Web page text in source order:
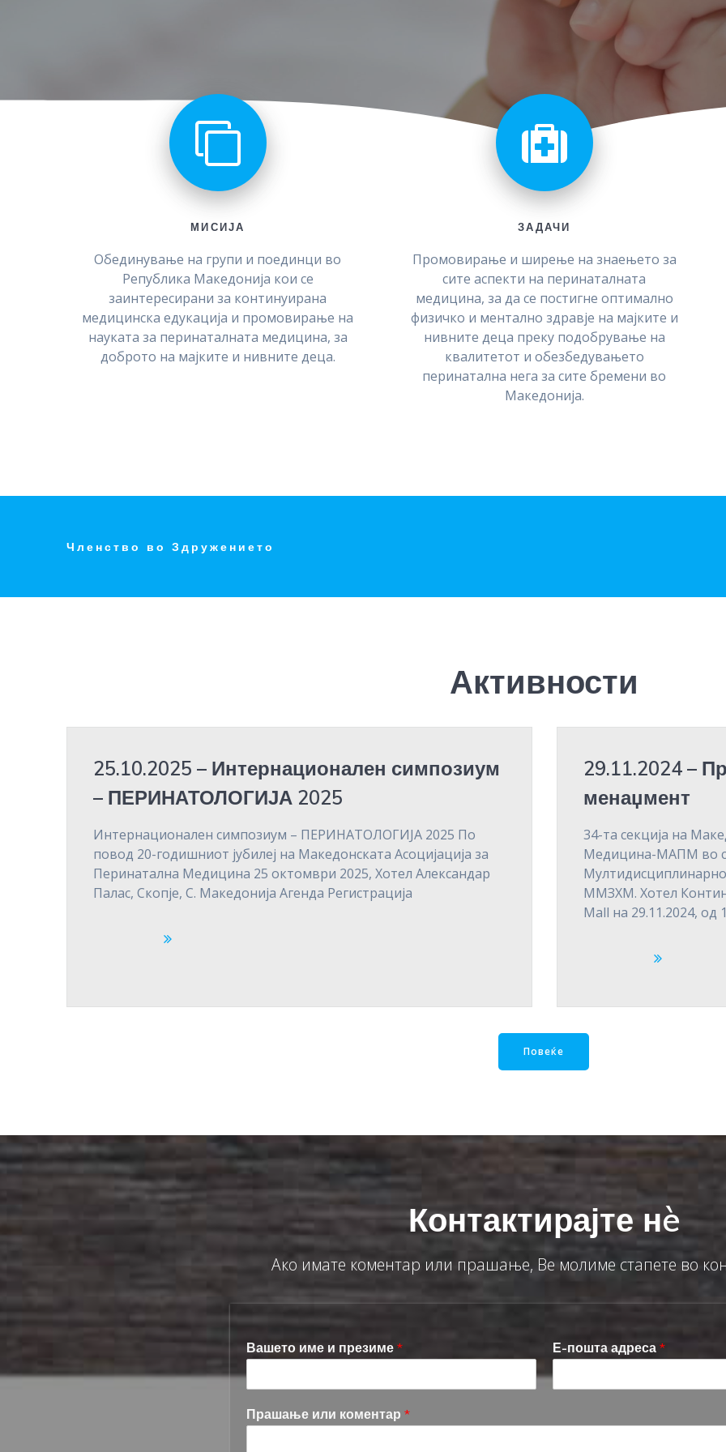
МИСИЈА
Обединување на групи и поединци во
Република Македонија кои се
заинтересирани за континуирана
медицинска едукација и промовирање на
науката за перинаталната медицина, за
доброто на мајките и нивните деца.
ЗАДАЧИ
Промовирање и ширење на знаењето за
сите аспекти на перинаталната
медицина, за да се постигне оптимално
физичко и ментално здравје на мајките и
нивните деца преку подобрување на
квалитетот и обезбедувањето
перинатална нега за сите бремени во
Македонија.
Членство во Здружението
Активности
25.10.2025 – Интернационален симпозиум
– ПЕРИНАТОЛОГИЈА 2025
Интернационален симпозиум – ПЕРИНАТОЛОГИЈА 2025 По
повод 20-годишниот јубилеј на Македонската Асоцијација за
Перинатална Медицина 25 октомври 2025, Хотел Александар
Палас, Скопје, С. Македонија Агенда Регистрација
29.11.2024 –
менаџмент
34-та секција на
Медицина-МАПМ во
ММЗХМ. Хотел
Mall на 29.11.2024, од
Повеќе
Контактирајте нè
Ако имате коментар или прашање, Ве молиме стапете во
Вашето име и презиме * Е-пошта адреса *
Прашање или коментар *